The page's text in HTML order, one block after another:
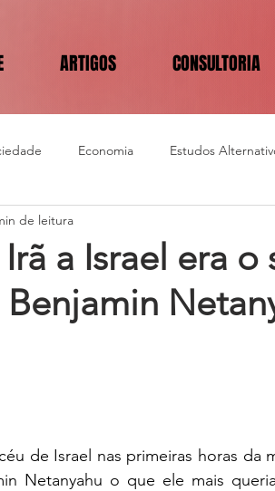
ARTIGOS CONSULTORIA
Economia Estudos
a Israel era o
de leitura
de Israel nas primeiras horas da
Netanyahu o que ele mais